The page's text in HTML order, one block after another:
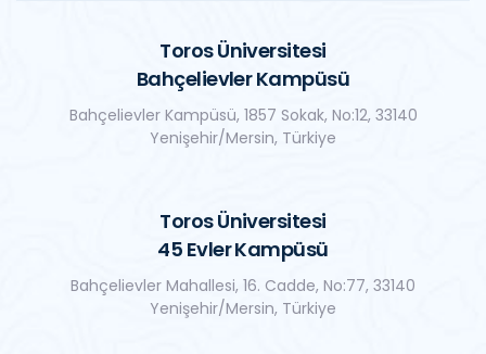
Toros Üniversitesi
Bahçelievler Kampüsü
Bahçelievler Kampüsü, 1857 Sokak, No:12, 33140
Yenişehir/Mersin, Türkiye
Toros Üniversitesi
45 Evler Kampüsü
Bahçelievler Mahallesi, 16. Cadde, No:77, 33140
Yenişehir/Mersin, Türkiye